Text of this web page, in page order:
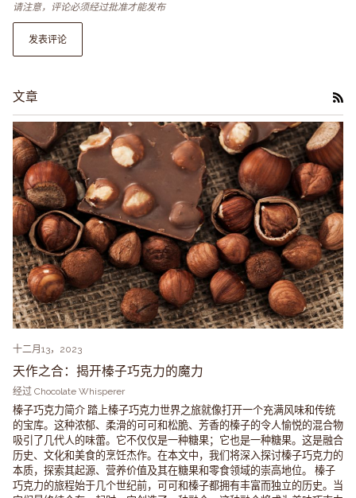
请注意，评论必须经过批准才能发布
发表评论
文章
十二月13，2023
天作之合：揭开榛子巧克力的魔力
经过 Chocolate Whisperer
榛子巧克力简介 踏上榛子巧克力世界之旅就像打开一个充满风味和传统
的宝库。这种浓郁、柔滑的可可和松脆、芳香的榛子的令人愉悦的混合物
吸引了几代人的味蕾。它不仅仅是一种糖果；它也是一种糖果。这是融合
历史、文化和美食的烹饪杰作。在本文中，我们将深入探讨榛子巧克力的
本质，探索其起源、营养价值及其在糖果和零食领域的崇高地位。 榛子
巧克力的旅程始于几个世纪前，可可和榛子都拥有丰富而独立的历史。当